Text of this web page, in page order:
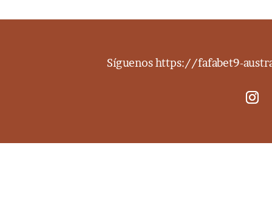
Síguenoshttps://fafabet9-